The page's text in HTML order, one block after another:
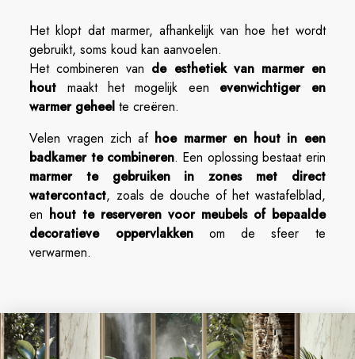
Het klopt dat marmer, afhankelijk van hoe het wordt
gebruikt, soms koud kan aanvoelen.
Het combineren van de esthetiek van marmer en
hout maakt het mogelijk een evenwichtiger en
warmer geheel te creëren.
Velen vragen zich af hoe marmer en hout in een
badkamer te combineren. Een oplossing bestaat erin
marmer te gebruiken in zones met direct
watercontact, zoals de douche of het wastafelblad,
en hout te reserveren voor meubels of bepaalde
decoratieve oppervlakkenom de sfeer te
verwarmen.